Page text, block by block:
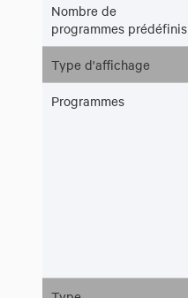
Nombre de
programmes prédéfinis
Type d'affichage
Programmes